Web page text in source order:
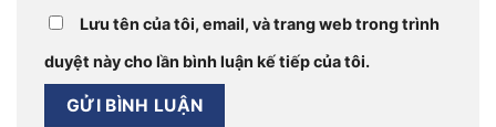
Lưu tên của tôi, email, và trang web trong trình
duyệt này cho lần bình luận kế tiếp của tôi.